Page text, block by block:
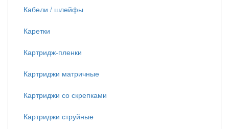
Кабели / шлейфы
Каретки
Картридж-пленки
Картриджи матричные
Картриджи со скрепками
Картриджи струйные